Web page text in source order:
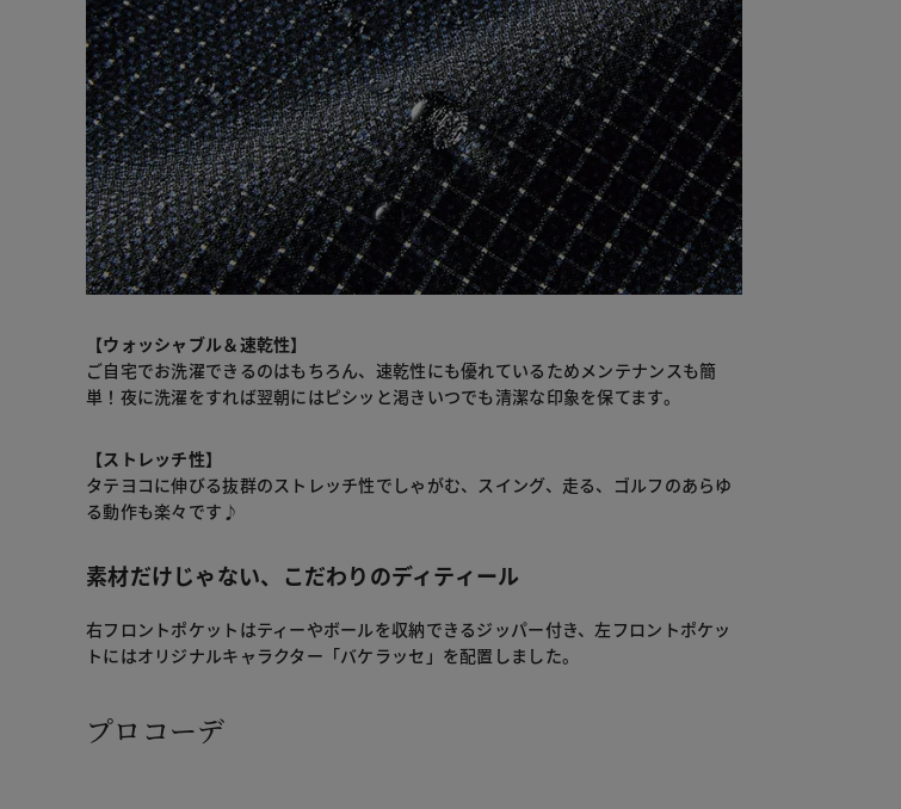
【ウォッシャブル＆速乾性】
ご自宅でお洗濯できるのはもちろん、速乾性にも優れているためメンテナンスも簡
単！夜に洗濯をすれば翌朝にはピシッと渇きいつでも清潔な印象を保てます。
【ストレッチ性】
タテヨコに伸びる抜群のストレッチ性でしゃがむ、スイング、走る、ゴルフのあらゆ
る動作も楽々です♪
素材だけじゃない、こだわりのディティール
右フロントポケットはティーやボールを収納できるジッパー付き、左フロントポケッ
トにはオリジナルキャラクター「バケラッセ」を配置しました。
プロコーデ